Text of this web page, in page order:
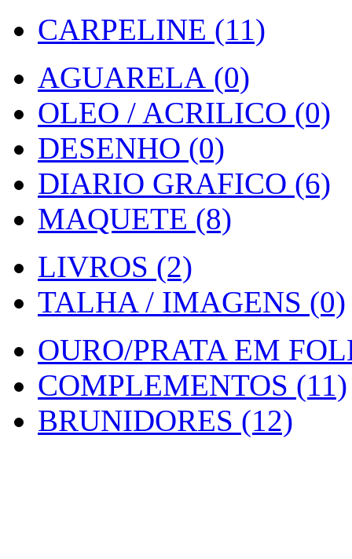
CARPELINE (11)
AGUARELA (0)
OLEO / ACRILICO (0)
DESENHO (0)
DIARIO GRAFICO (6)
MAQUETE (8)
LIVROS (2)
TALHA / IMAGENS (0)
OURO/PRATA EM
COMPLEMENTOS (11)
BRUNIDORES (12)